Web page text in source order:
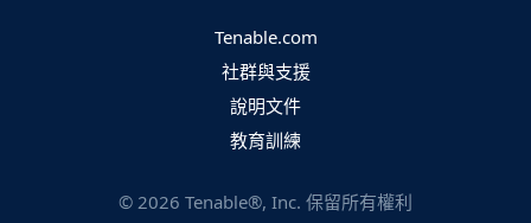
Tenable.com
社群與支援
說明文件
教育訓練
© 2026 Tenable®, Inc. 保留所有權利